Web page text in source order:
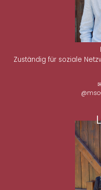
Zuständig für soziale